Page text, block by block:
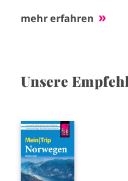
mehr erfahren
Unsere
I
m
a
g